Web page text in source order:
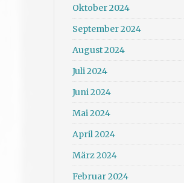
Oktober 2024
September 2024
August 2024
Juli 2024
Juni 2024
Mai 2024
April 2024
März 2024
Februar 2024